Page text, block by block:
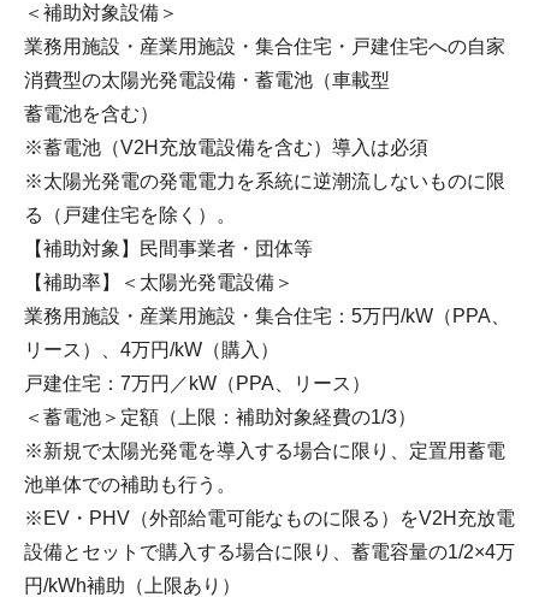
＜補助対象設備＞
業務用施設・産業用施設・集合住宅・戸建住宅への自家
消費型の太陽光発電設備・蓄電池（車載型
蓄電池を含む）
※蓄電池（V2H充放電設備を含む）導入は必須
※太陽光発電の発電電力を系統に逆潮流しないものに限
る（戸建住宅を除く）。
【補助対象】民間事業者・団体等
【補助率】＜太陽光発電設備＞
業務用施設・産業用施設・集合住宅：5万円/kW（PPA、
リース）、4万円/kW（購入）
戸建住宅：7万円／kW（PPA、リース）
＜蓄電池＞定額（上限：補助対象経費の1/3）
※新規で太陽光発電を導入する場合に限り、定置用蓄電
池単体での補助も行う。
※EV・PHV（外部給電可能なものに限る）をV2H充放電
設備とセットで購入する場合に限り、蓄電容量の1/2×4万
円/kWh補助（上限あり）